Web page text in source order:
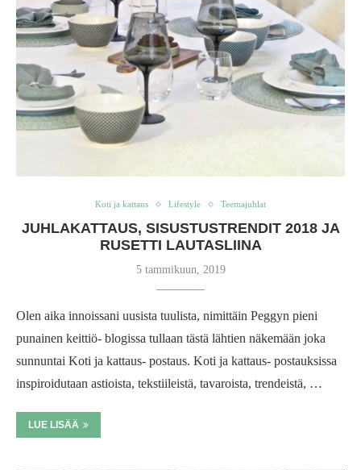
Koti ja kattaus Lifestyle Teemajuhlat
JUHLAKATTAUS, SISUSTUSTRENDIT 2018 JA
RUSETTI LAUTASLIINA
5 tammikuun, 2019
Olen aika innoissani uusista tuulista, nimittäin Peggyn pieni
punainen keittiö- blogissa tullaan tästä lähtien näkemään joka
sunnuntai Koti ja kattaus- postaus. Koti ja kattaus- postauksissa
inspiroidutaan astioista, tekstiileistä, tavaroista, trendeistä, …
LUE LISÄÄ